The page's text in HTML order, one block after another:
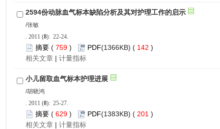
): 22-24.
759 ) 142 )
|
): 25-27.
629 ) 201 )
|